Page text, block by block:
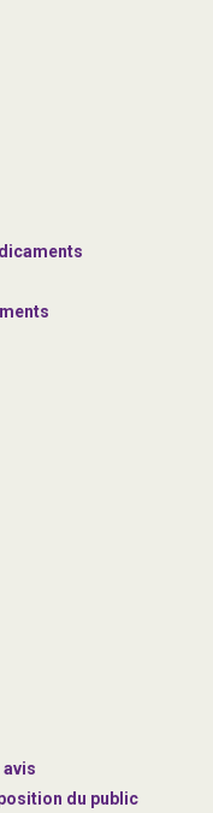
du public